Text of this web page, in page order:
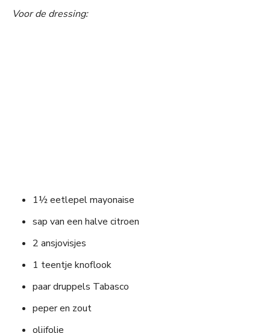
Voor de dressing:
1½ eetlepel mayonaise
sap van een halve citroen
2 ansjovisjes
1 teentje knoflook
paar druppels Tabasco
peper en zout
olijfolie